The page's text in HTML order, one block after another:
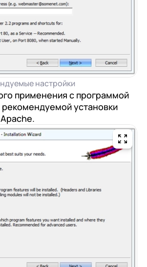
настройки
применения с программой
рекомендуемой установки